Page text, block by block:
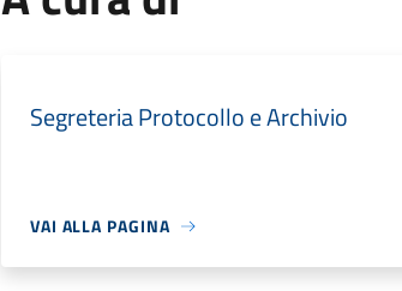
Segreteria Protocollo e Archivio
VAI ALLA PAGINA